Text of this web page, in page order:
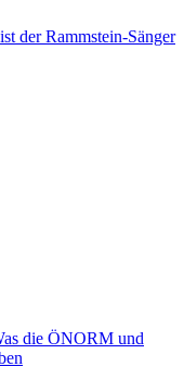
der Rammstein-Sänger
die ÖNORM und